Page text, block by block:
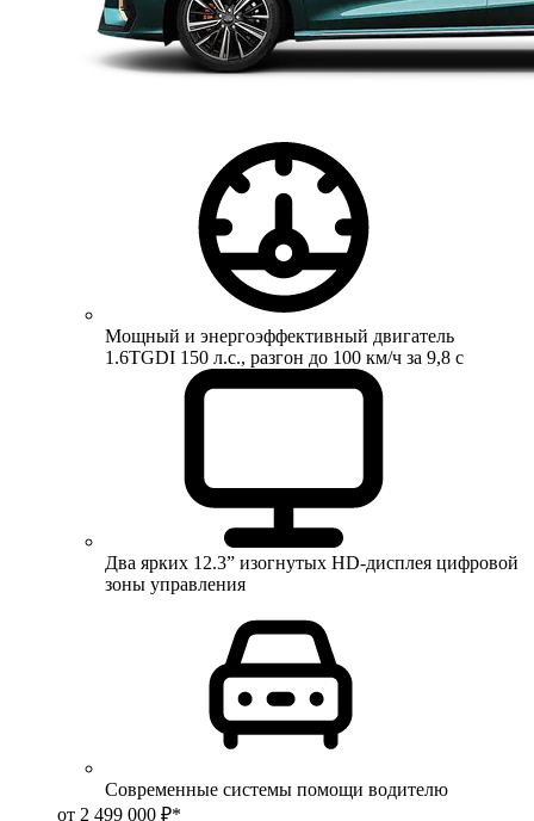
Мощный и энергоэффективный двигатель
1.6TGDI 150 л.с., разгон до 100 км/ч за 9,8 с
Два ярких 12.3” изогнутых HD-дисплея цифровой
зоны управления
Современные системы помощи водителю
от 2 499 000 ₽*